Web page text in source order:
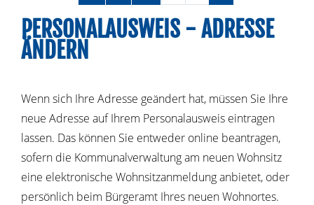
PERSONALAUSWEIS - ADRESSE
ÄNDERN
Wenn sich Ihre Adresse geändert hat, müssen Sie Ihre
neue Adresse auf Ihrem Personalausweis eintragen
lassen. Das können Sie entweder online beantragen,
sofern die Kommunalverwaltung am neuen Wohnsitz
eine elektronische Wohnsitzanmeldung anbietet, oder
persönlich beim Bürgeramt Ihres neuen Wohnortes.